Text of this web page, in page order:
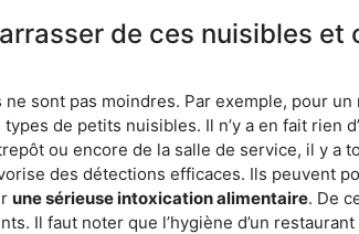
de ces nuisibles
sont pas moindres. Par exemple, pour
de petits nuisibles. Il n’y a en fait rien
ou encore de la salle de service, il y
des détections efficaces. Ils peuvent
une sérieuse intoxication alimentaire. De
Il faut noter que l’hygiène d’un